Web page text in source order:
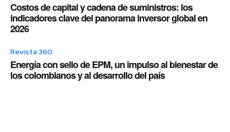
Costos de capital y cadena de suministros: los
indicadores clave del panorama inversor global en
2026
Revista 360
Energía con sello de EPM, un impulso al bienestar de
los colombianos y al desarrollo del país